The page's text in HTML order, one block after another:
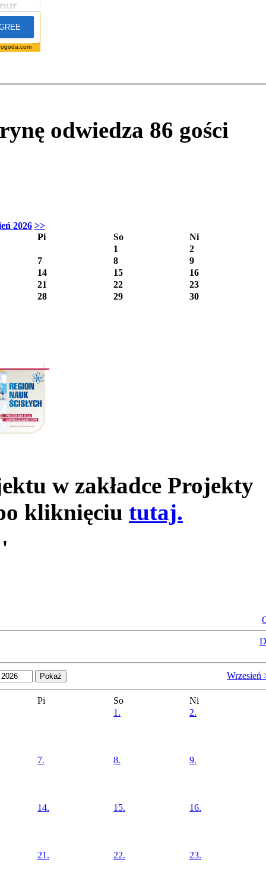
odwiedza 86 gości
2026 >>
Pi
So
Ni
1
2
7
8
9
14
15
16
21
22
23
28
29 30
w zakładce Projekty
kliknięciu tutaj.
'
Wrzesień
Pi So
Ni
1.
2.
7. 8. 9.
14. 15. 16.
21. 22. 23.